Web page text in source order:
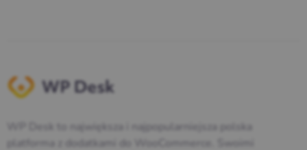
WP Desk to największa i najpopularniejsza polska
platforma z dodatkami do WooCommerce. Swoimi